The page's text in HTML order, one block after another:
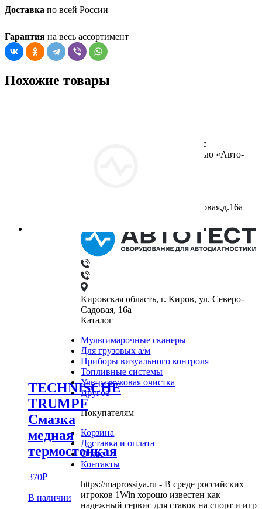
Доставка по всей России
Гарантия на весь ассортимент
Похожие товары
TECHNISCHE
TRUMPF
Смазка
медная
термостойкая
370₽
В наличии
ООО «Авто-Тест»( Общество с
ограниченной ответственностью «Авто-
610042,г.Киров,ул.Северо-Садовая,д.16а
Кировская область, г. Киров, ул. Северо-
Садовая, 16а
Каталог
Мультимарочные сканеры
Для грузовых а/м
Приборы визуального контроля
Топливные системы
Ультразвуковая очистка
Другое
Покупателям
Корзина
Доставка и оплата
О нас
Контакты
https://maprossiya.ru - В среде российских
игроков 1Win хорошо известен как
надежный сервис для ставок на спорт и игр